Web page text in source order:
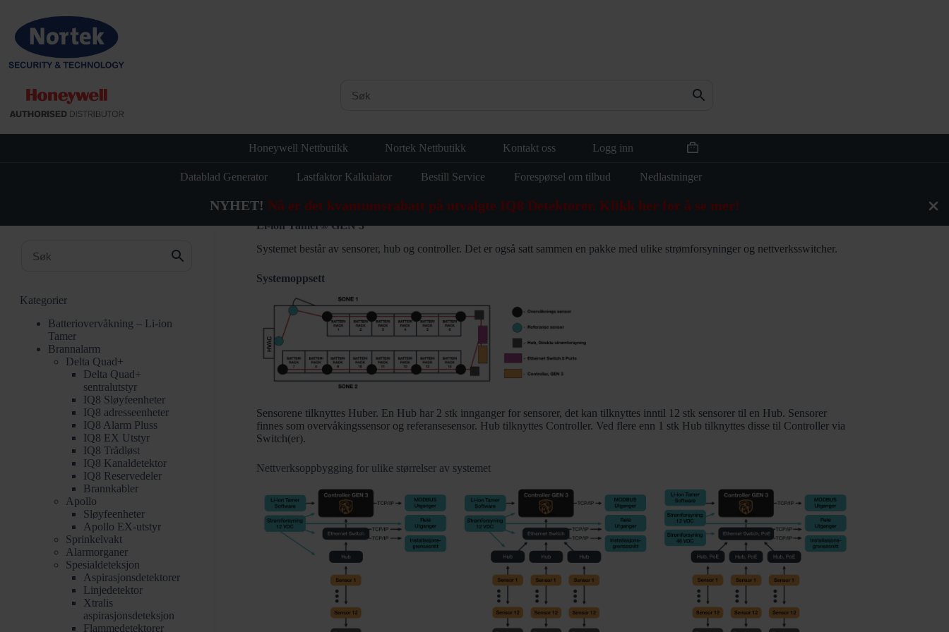
NYHET! Nå er det kvantumsrabatt på utvalgte IQ8 Detektorer. Klikk her for å se mer!
innholdet
Honeywell Nettbutikk Nortek Nettbutikk Kontakt oss Logg inn Handlekurv
Datablad Generator Lastfaktor Kalkulator Bestill Service Forespørsel om tilbud Nedlastninger
Li-ion Tamer® GEN 3
Systemet består av sensorer, hub og controller. Det er også satt sammen en pakke med ulike strømforsyninger og nettverksswitcher.
Systemoppsett
Sensorene tilknyttes Huber. En Hub har 2 stk innganger for sensorer, det kan tilknyttes inntil 12 stk sensorer til en Hub. Sensorer
finnes som overvåkingssensor og referansesensor. Hub tilknyttes Controller. Ved flere enn 1 stk Hub tilknyttes disse til Controller via
Switch(er).
Nettverksoppbygging for ulike størrelser av systemet
Kategorier
Batteriovervåkning – Li-ion
Tamer
Brannalarm
Delta Quad+
Delta Quad+
sentralutstyr
IQ8 Sløyfeenheter
IQ8 adresseenheter
IQ8 Alarm Pluss
IQ8 EX Utstyr
IQ8 Trådløst
IQ8 Kanaldetektor
IQ8 Reservedeler
Brannkabler
Apollo
Sløyfeenheter
Apollo EX-utstyr
Sprinkelvakt
Alarmorganer
Spesialdeteksjon
Aspirasjonsdetektorer
Linjedetektor
Xtralis
aspirasjonsdeteksjon
Flammedetektorer